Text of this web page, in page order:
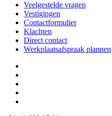
Veelgestelde vragen
Vestigingen
Contactformulier
Klachten
Direct contact
Werkplaatsafspraak plannen